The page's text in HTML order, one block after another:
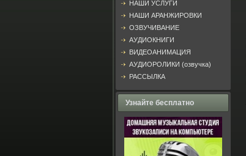
НАШИ УСЛУГИ
НАШИ АРАНЖИРОВКИ
ОЗВУЧИВАНИЕ
АУДИОКНИГИ
ВИДЕОАНИМАЦИЯ
АУДИОРОЛИКИ (озвучка)
РАССЫЛКА
Узнайте бесплатно